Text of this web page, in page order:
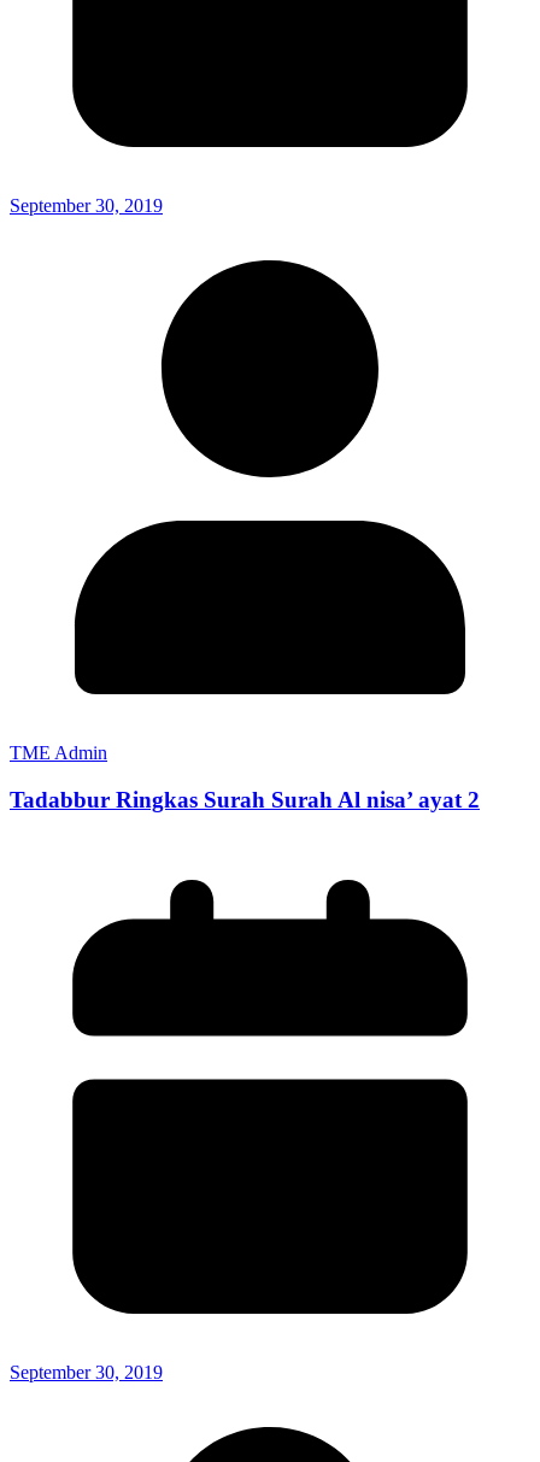
September 30, 2019
TME Admin
Tadabbur Ringkas Surah Surah Al nisa’ ayat 2
September 30, 2019